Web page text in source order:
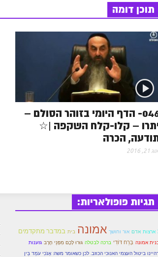
p
תוכן דומה
046- הדף היומי בזוהר הסולם –
– קלו-קלח השקפה |☆
הכרה
21, 2016
תגיות פופולאריות:
אדם אור וחושך אמונה בית במדבר מתקדמים
אמונה בְּרַח דּוֹדִי ברכה לבטלה גּוּרוּ לָכֶם מִפְּנֵי חֶרֶב גזענות
ביטול העצמי האנוכי הכוזב. לכן כשאומר משה: אָנֹכִי עֹמֵד בֵּין